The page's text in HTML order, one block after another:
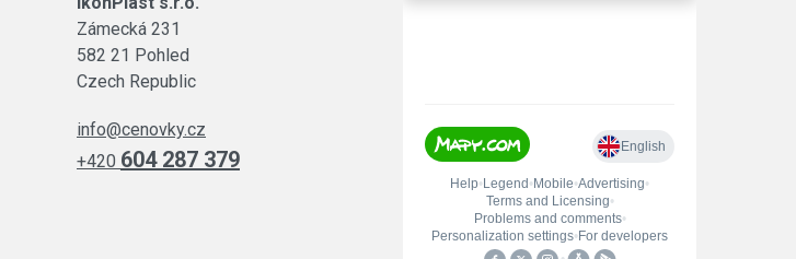
Zámecká 231
582 21 Pohled
Czech Republic
info@cenovky.cz
+420 604 287 379